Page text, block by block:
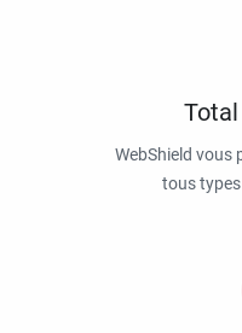
WebShield vous
tous